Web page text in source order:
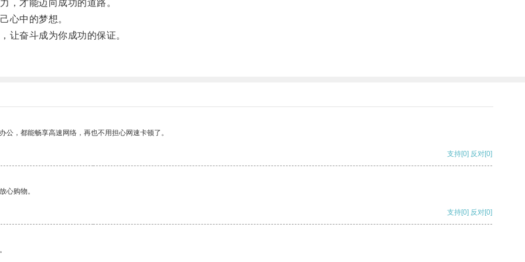
才能迈向成功的道路。
中的梦想。
奋斗成为你成功的保证。
，都能畅享高速网络，再也不用担心网速卡顿了。
支持[0] 反对[0]
心购物。
支持[0] 反对[0]